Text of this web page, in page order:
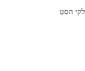
הסט